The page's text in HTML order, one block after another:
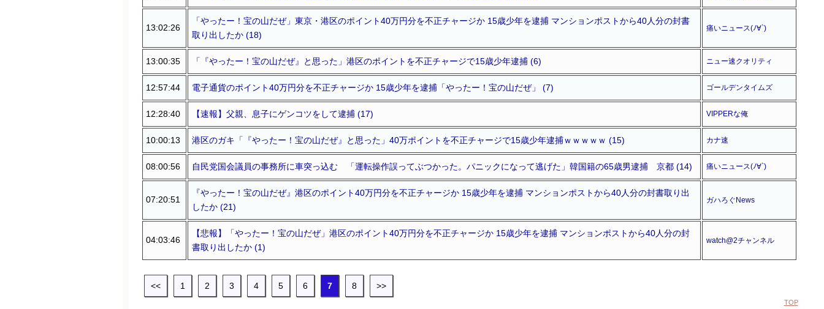
13:02:26
「やったー！宝の山だぜ」東京・港区のポイント40万円分を不正チャージか 15歳少年を逮捕 マンションポストから40人分の封書
取り出したか (18)
痛いニュース(ﾉ∀`)
13:00:35 「『やったー！宝の山だぜ』と思った」港区のポイントを不正チャージで15歳少年逮捕 (6) ニュー速クオリティ
12:57:44 電子通貨のポイント40万円分を不正チャージか 15歳少年を逮捕「やったー！宝の山だぜ」 (7) ゴールデンタイムズ
12:28:40 【速報】父親、息子にゲンコツをして逮捕 (17) VIPPERな俺
10:00:13 港区のガキ「『やったー！宝の山だぜ』と思った」40万ポイントを不正チャージで15歳少年逮捕ｗｗｗｗｗ (15) カナ速
08:00:56 自民党国会議員の事務所に車突っ込む 「運転操作誤ってぶつかった。パニックになって逃げた」韓国籍の65歳男逮捕 京都 (14) 痛いニュース(ﾉ∀`)
07:20:51
『やったー！宝の山だぜ』港区のポイント40万円分を不正チャージか 15歳少年を逮捕 マンションポストから40人分の封書取り出
したか (21)
ガハろぐNews
04:03:46
【悲報】「やったー！宝の山だぜ」港区のポイント40万円分を不正チャージか 15歳少年を逮捕 マンションポストから40人分の封
書取り出したか (1)
watch@2チャンネル
<< 1 2 3 4 5 6 7 8 >>
TOP